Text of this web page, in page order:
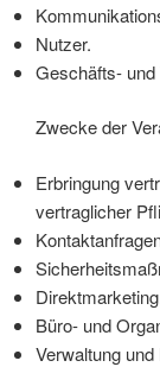
Nutzer.
Geschäfts- und
Zwecke der
Erbringung
vertraglicher
Büro- und
Verwaltung